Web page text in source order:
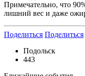
Примечательно, что
лишний вес и даже
Поделиться Поделиться
Подольск
443